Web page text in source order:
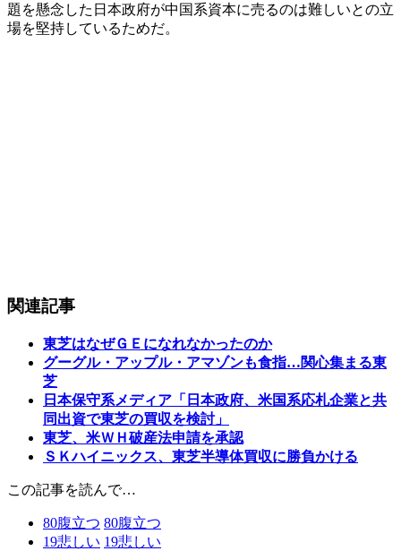
題を懸念した日本政府が中国系資本に売るのは難しいとの立
場を堅持しているためだ。
関連記事
東芝はなぜＧＥになれなかったのか
グーグル・アップル・アマゾンも食指…関心集まる東
芝
日本保守系メディア「日本政府、米国系応札企業と共
同出資で東芝の買収を検討」
東芝、米ＷＨ破産法申請を承認
ＳＫハイニックス、東芝半導体買収に勝負かける
この記事を読んで…
80腹立つ 80腹立つ
19悲しい 19悲しい